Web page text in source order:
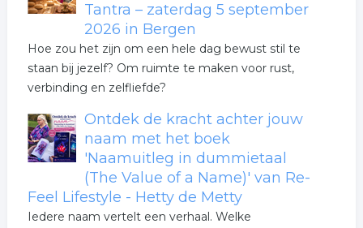
Tantra – zaterdag 5 september
2026 in Bergen
Hoe zou het zijn om een hele dag bewust stil te
staan bij jezelf? Om ruimte te maken voor rust,
verbinding en zelfliefde?
Ontdek de kracht achter jouw
naam met het boek
'Naamuitleg in dummietaal
(The Value of a Name)' van Re-
Feel Lifestyle - Hetty de Metty
Iedere naam vertelt een verhaal. Welke